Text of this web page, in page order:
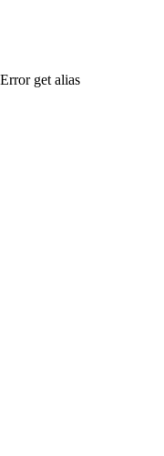
Error get alias